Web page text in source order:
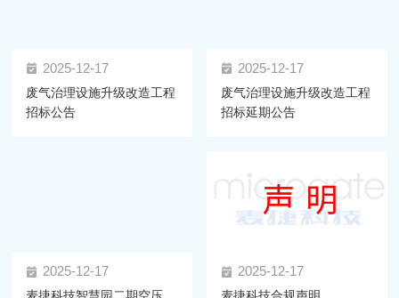
2025-12-17
废气治理设施升级改造工程
招标公告
2025-12-17
废气治理设施升级改造工程
招标延期公告
2025-12-17
2025-12-17